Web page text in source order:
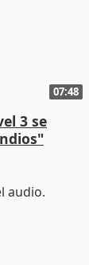
07:48
3 se